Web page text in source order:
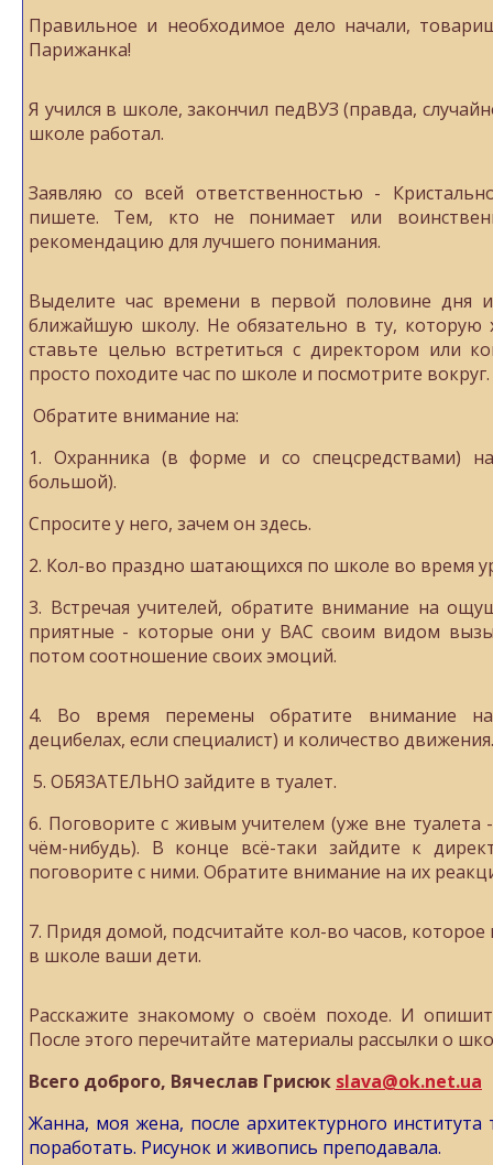
Правильное и необходимое дело начали,
Парижанка!
Я учился в школе, закончил педВУЗ (правда,
школе работал.
Заявляю со всей ответственностью -
пишете. Тем, кто не понимает или
рекомендацию для лучшего понимания.
Выделите час времени в первой половине
ближайшую школу. Не обязательно в ту, которую
ставьте целью встретиться с директором или
просто походите час по школе и посмотрите вокруг.
Обратите внимание на:
1. Охранника (в форме и со спецсредствами)
большой).
Спросите у него, зачем он здесь.
2. Кол-во праздно шатающихся по школе во время
3. Встречая учителей, обратите внимание на
приятные - которые они у ВАС своим видом
потом соотношение своих эмоций.
4. Во время перемены обратите внимание
децибелах, если специалист) и количество движения.
5. ОБЯЗАТЕЛЬНО зайдите в туалет.
6. Поговорите с живым учителем (уже вне
чём-нибудь). В конце всё-таки зайдите к
поговорите с ними. Обратите внимание на их
7. Придя домой, подсчитайте кол-во часов,
в школе ваши дети.
Расскажите знакомому о своём походе. И
После этого перечитайте материалы рассылки о
Всего доброго, Вячеслав Грисюк slava@ok.net.ua
Жанна, моя жена, после архитектурного
поработать. Рисунок и живопись преподавала.